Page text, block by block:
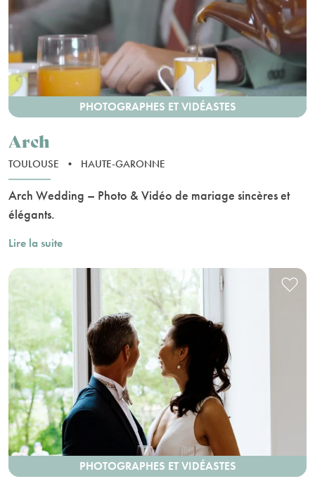
PHOTOGRAPHES ET VIDÉASTES
Arch
TOULOUSE • HAUTE-GARONNE
Arch Wedding – Photo & Vidéo de mariage sincères et
élégants.
Lire la suite
PHOTOGRAPHES ET VIDÉASTES